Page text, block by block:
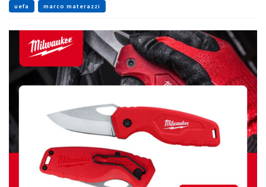
uefa marco materazzi